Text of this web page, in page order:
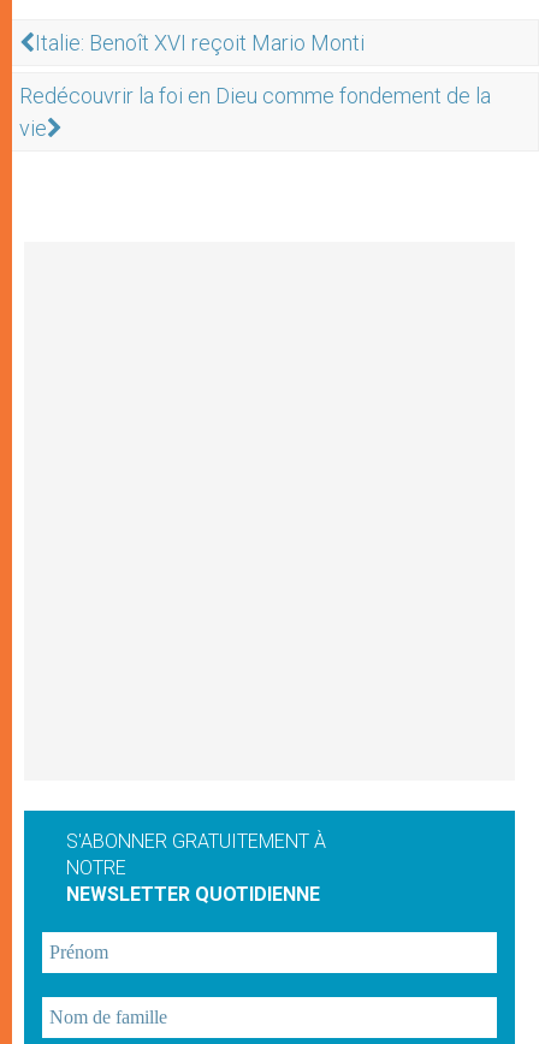
Italie: Benoît XVI reçoit Mario Monti
Redécouvrir la foi en Dieu comme fondement de la
vie
S'ABONNER GRATUITEMENT À
NOTRE
NEWSLETTER QUOTIDIENNE